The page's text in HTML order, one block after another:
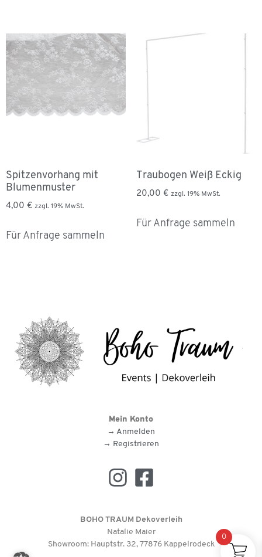
Spitzenvorhang mit
Blumenmuster
4,00 € zzgl. 19% MwSt.
Für Anfrage sammeln
Traubogen Weiß Eckig
20,00 € zzgl. 19% MwSt.
Für Anfrage sammeln
Mein Konto
→ Anmelden
→ Registrieren
BOHO TRAUM Dekoverleih
Natalie Maier
Showroom: Hauptstr. 32, 77876 Kappelrodeck
0